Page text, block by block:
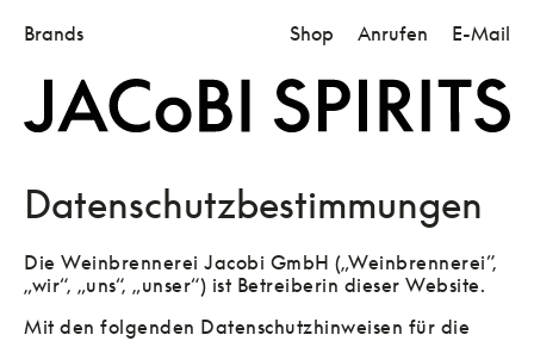
Brands Shop Anrufen E-Mail
Datenschutzbestimmungen
Die Weinbrennerei Jacobi GmbH („Weinbrennerei”,
„wir“, „uns“, „unser“) ist Betreiberin dieser Website.
Mit den folgenden Datenschutzhinweisen für die